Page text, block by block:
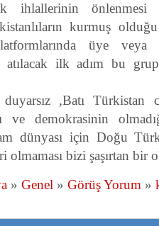
ihlallerinin
kurmuş
üye veya
atılacak ilk adım bu
,Batı Türkistan
ve demokrasinin
dünyası için Doğu
bizi şaşırtan bir
» Genel » Görüş Yorum »